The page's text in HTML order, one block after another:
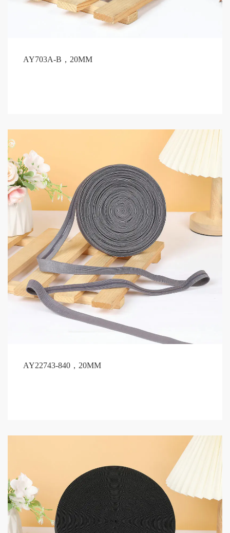
AY703A-B，20MM
AY22743-840，20MM